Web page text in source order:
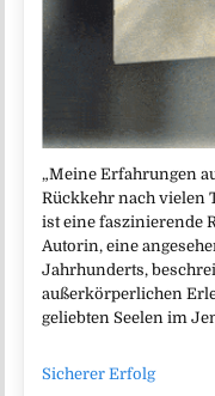
„Meine Erfahrungen
Rückkehr nach vielen
ist eine faszinierende
Autorin, eine
Jahrhunderts,
außerkörperlichen
geliebten Seelen im
Sicherer Erfolg